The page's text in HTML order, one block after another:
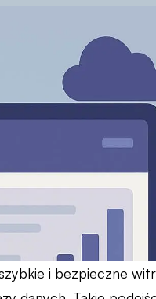
i bezpieczne